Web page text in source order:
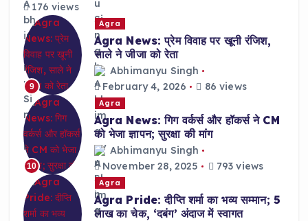
176 views
9
Agra
Agra News: प्रेम विवाह पर खूनी रंजिश,
साले ने जीजा को रेता
Abhimanyu Singh
February 4, 2026
86 views
10
Agra
Agra News: गिग वर्कर्स और हॉकर्स ने CM
को भेजा ज्ञापन; सुरक्षा की मांग
Abhimanyu Singh
November 28, 2025
793 views
Agra
Agra Pride: दीप्ति शर्मा का भव्य सम्मान; 5
लाख का चेक, ‘दबंग’ अंदाज में स्वागत